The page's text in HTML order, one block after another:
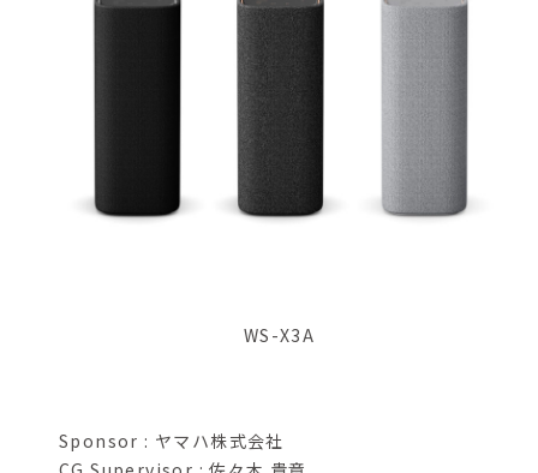
WS-X3A
Sponsor : ヤマハ株式会社